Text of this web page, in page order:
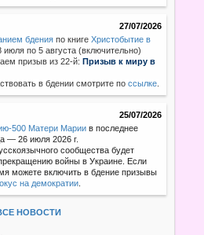
27/07/2026
бдения по книгеХристобытие в
июля по 5 августа (включительно)
призыв из 22-й:Призыв к миру в
в бдении смотрите поссылке
25/07/2026
500 Матери Марии в последнее
— 26 июля 2026 г.
сообщества будет
войны в Украине. Если
можете включить в бдение призывы
на демократии
НОВОСТИ